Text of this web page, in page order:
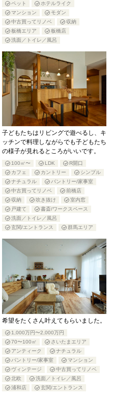
ペット
ホテルライク
マンション
モダン
中古買ってリノベ
収納
板橋エリア
板橋店
洗面／トイレ／風呂
子どもたちはリビングで遊べるし、キ
ッチンで料理しながらでも子どもたち
の様子が見れるところがいいです。
100㎡〜 LDK
R開口
カフェ
カントリー
シンプル
ナチュラル
パントリー/家事室
中古買ってリノベ
前橋店
収納
吹き抜け
室内窓
戸建て
書斎/ワークスペース
洗面／トイレ／風呂
玄関/エントランス
群馬エリア
希望をたくさん叶えてもらいました。
1,000万円〜2,000万円
70〜100㎡
さいたまエリア
アンティーク
ナチュラル
パントリー/家事室
マンション
ヴィンテージ
中古買ってリノベ
北欧
洗面／トイレ／風呂
浦和店
玄関/エントランス